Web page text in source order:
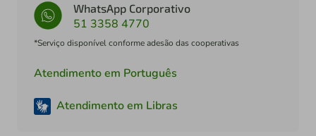
WhatsApp Corporativo
51 3358 4770
*Serviço disponível conforme adesão das cooperativas
Atendimento em Português
Atendimento em Libras